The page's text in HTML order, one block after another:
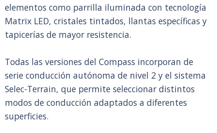
elementos como parrilla iluminada con tecnología
Matrix LED, cristales tintados, llantas específicas y
tapicerías de mayor resistencia.
Todas las versiones del Compass incorporan de
serie conducción autónoma de nivel 2 y el sistema
Selec-Terrain, que permite seleccionar distintos
modos de conducción adaptados a diferentes
superficies.